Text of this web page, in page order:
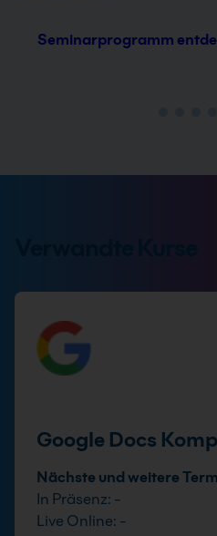
Seminarprogramm
Google Docs
Nächste und weitere
In Präsenz: -
Live Online: -